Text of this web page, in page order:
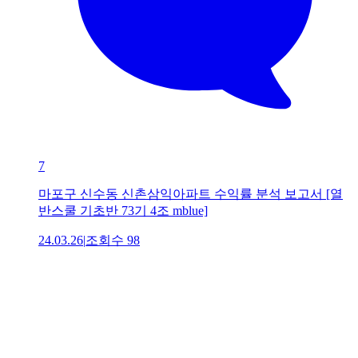
7
마포구 신수동 신촌삼익아파트 수익률 분석 보고서 [열
반스쿨 기초반 73기 4조 mblue]
24.03.26|조회수 98